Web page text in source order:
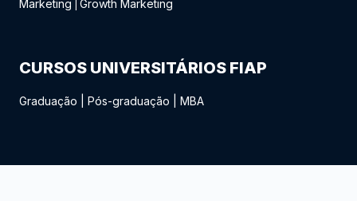
Marketing
Growth Marketing
CURSOS UNIVERSITÁRIOS FIAP
Graduação Pós-graduação MBA